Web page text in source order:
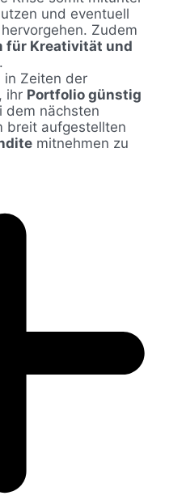
und eventuell
Zudem
für Kreativität und
.
in Zeiten der
ihr Portfolio günstig
dem nächsten
breit aufgestellten
mitnehmen zu